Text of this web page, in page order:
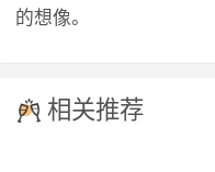
的想像。
相关推荐